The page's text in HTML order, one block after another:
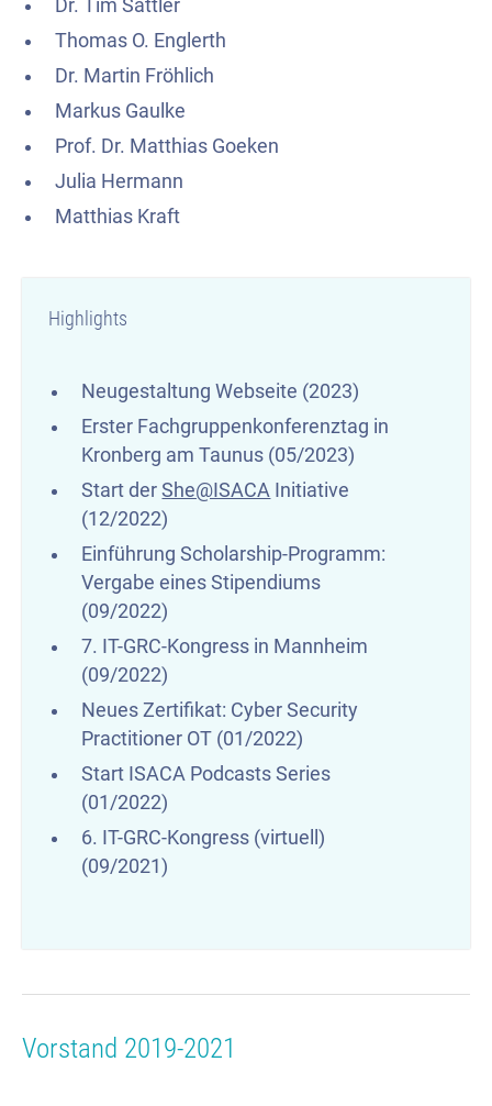
Dr. Tim Sattler
Thomas O. Englerth
Dr. Martin Fröhlich
Markus Gaulke
Prof. Dr. Matthias Goeken
Julia Hermann
Matthias Kraft
Highlights
Neugestaltung Webseite (2023)
Erster Fachgruppenkonferenztag in
Kronberg am Taunus (05/2023)
Start derShe@ISACA Initiative
(12/2022)
Einführung Scholarship-Programm:
Vergabe eines Stipendiums
(09/2022)
7. IT-GRC-Kongress in Mannheim
(09/2022)
Neues Zertifikat: Cyber Security
Practitioner OT (01/2022)
Start ISACA Podcasts Series
(01/2022)
6. IT-GRC-Kongress (virtuell)
(09/2021)
Vorstand 2019-2021